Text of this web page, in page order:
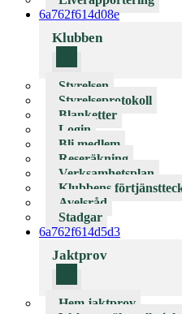
6a762f614d08e
Klubben
Styrelsen
Styrelseprotokoll
Blanketter
Login
Bli medlem
Reseräkning
Verksamhetsplan
Klubbens
Avelsråd
Stadgar
6a762f614d5d3
Jaktprov
Hem jaktprov